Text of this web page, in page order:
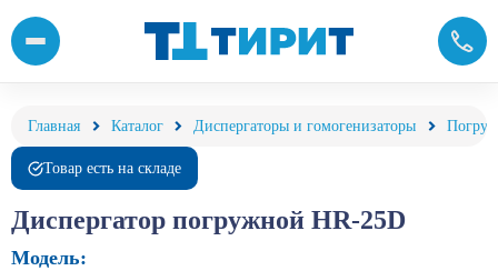
Главная Каталог Диспергаторы и гомогенизаторы
Товар есть на складе
Диспергатор погружной HR-25D
Модель: